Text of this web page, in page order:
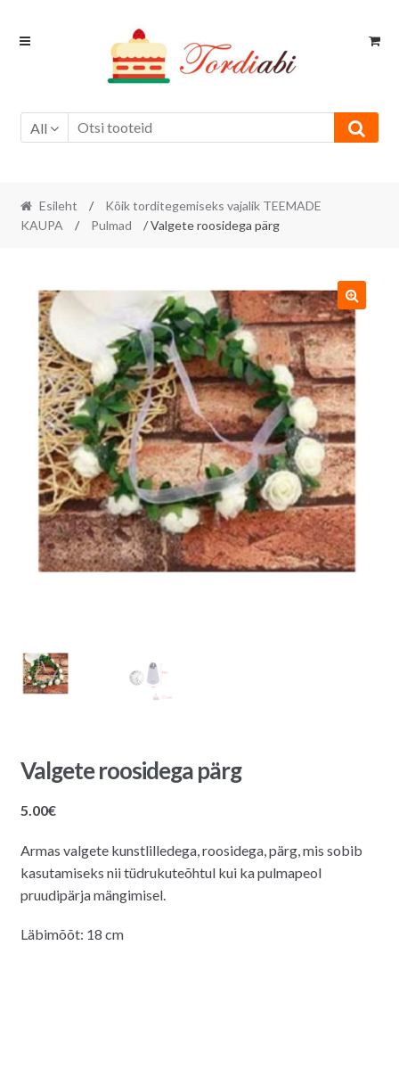
Skip
Skip
All
Esileht /
Kõik torditegemiseks vajalik TEEMADE
KAUPA
/ Pulmad / Valgete roosidega pärg
Valgete roosidega pärg
5.00€
Armas valgete kunstlilledega, roosidega, pärg, mis sobib
kasutamiseks nii tüdrukuteõhtul kui ka pulmapeol
pruudipärja mängimisel.
Läbimõõt: 18 cm